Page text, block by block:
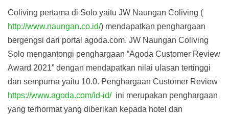
Coliving pertama di Solo yaitu JW Naungan Coliving (
http://www.naungan.co.id/) mendapatkan penghargaan
bergengsi dari portal agoda.com. JW Naungan Coliving
Solo mengantongi penghargaan “Agoda Customer Review
Award 2021” dengan mendapatkan nilai ulasan tertinggi
dan sempurna yaitu 10.0. Penghargaan Customer Review
https://www.agoda.com/id-id/ini merupakan penghargaan
yang terhormat yang diberikan kepada hotel dan